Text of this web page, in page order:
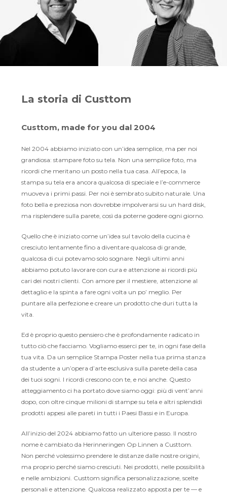
La storia di Custtom
Custtom, made for you dal 2004
Nel 2004 abbiamo iniziato con un’idea semplice, ma per noi
grandiosa: stampare foto su tela. Non una semplice foto, ma
ricordi che meritano un posto nella tua casa. All’epoca, la
stampa su tela era ancora qualcosa di speciale e l’e-commerce
muoveva i primi passi. Per noi è sembrato subito naturale. Una
foto bella e preziosa non dovrebbe impolverarsi su un hard disk,
ma risplendere sulla parete, così da poterne godere ogni giorno.
Quello che è iniziato come un’idea sul tavolo della cucina è
cresciuto lentamente fino a diventare qualcosa di grande,
qualcosa di cui potevamo solo sognare. Negli ultimi anni
abbiamo potuto lavorare con cura e attenzione ai ricordi più
cari dei nostri clienti. Con amore per il mestiere, attenzione al
dettaglio e la spinta a fare ogni volta un po’ meglio. Per
puntare alla perfezione e creare un prodotto che duri tutta la
vita.
Ed è proprio questo pensiero che è profondamente radicato in
tutto ciò che facciamo. Vogliamo esserci per te, in ogni fase della
tua vita. Da un semplice Stampa Poster nella tua prima stanza
da studente a un’opera d’arte esclusiva sulla parete della casa
dei tuoi sogni. I ricordi crescono con te, e noi anche. Questo
atteggiamento ci ha portato dove siamo oggi: più di vent’anni
dopo, con oltre cinque milioni di stampe su tela e altri splendidi
prodotti appesi alle pareti in tutti i Paesi Bassi e in Europa.
All’inizio del 2024 abbiamo fatto un ulteriore passo. Il nostro
nome è cambiato da Herinneringen Op Linnen a Custtom.
Non perché volessimo prendere le distanze dalle nostre origini,
ma proprio perché siamo cresciuti. Nei prodotti, nelle possibilità
e nelle ambizioni. Custtom significa personalizzazione, scelte
personali e attenzione. Qualcosa realizzato apposta per te — e